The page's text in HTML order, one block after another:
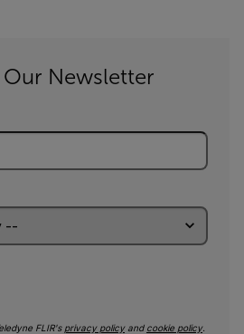
Newsletter
FLIR's privacy policyand cookie policy.